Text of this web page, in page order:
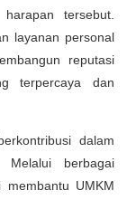
tersebut.
layanan personal
reputasi
terpercaya dan
dalam
Melalui berbagai
UMKM